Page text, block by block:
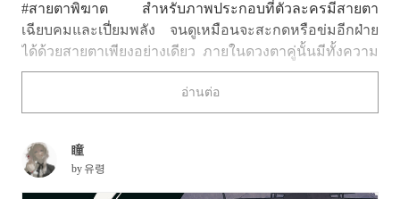
#สายตาพิฆาต สำหรับภาพประกอบที่ตัวละครมีสายตา
เฉียบคมและเปี่ยมพลัง จนดูเหมือนจะสะกดหรือข่มอีกฝ่าย
ได้ด้วยสายตาเพียงอย่างเดียว ภายในดวงตาคู่นั้นมีทั้งความ
คมกริบ เสน่ห์ชวนหลงใหล และความเย็นชา ซึ่งช่วยบอกตัว
ตนของตัวละครได้ในชั่วพริบตา จนทำให้ผู้ชมเผลอจมอยู่ใน
สายตาคู่นั้นโดยไม่รู้ตัว
ครั้งนี้ เราได้รวบรวมภาพประกอบธีมสายตาพิฆาตมาให้
ชมกัน เชิญรับชมได้เลย!
อ่านต่อ
瞳
by 유령